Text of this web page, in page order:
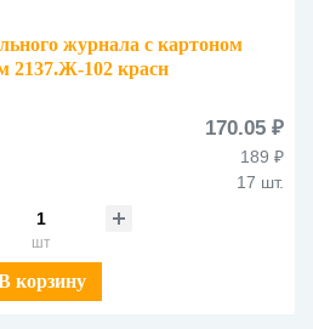
журнала с картоном
2137.Ж-102 красн
170.05 ₽
189 ₽
17 шт.
шт
корзину